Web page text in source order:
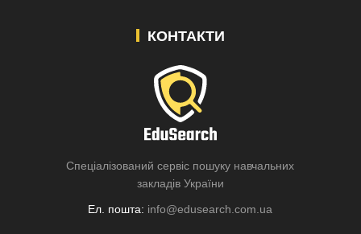
КОНТАКТИ
Спеціалізований сервіс пошуку навчальних
закладів України
Ел. пошта: info@edusearch.com.ua